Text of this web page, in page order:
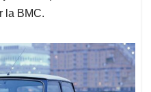
la BMC.